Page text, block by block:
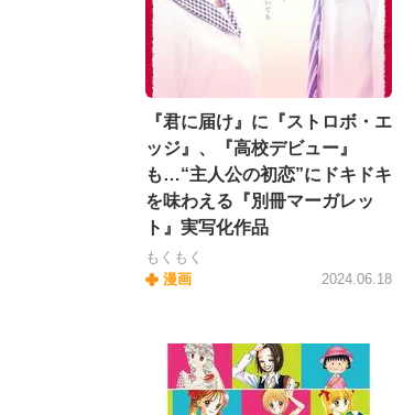
『君に届け』に『ストロボ・エ
ッジ』、『高校デビュー』
も…“主人公の初恋”にドキドキ
を味わえる『別冊マーガレッ
ト』実写化作品
もくもく
漫画
2024.06.18